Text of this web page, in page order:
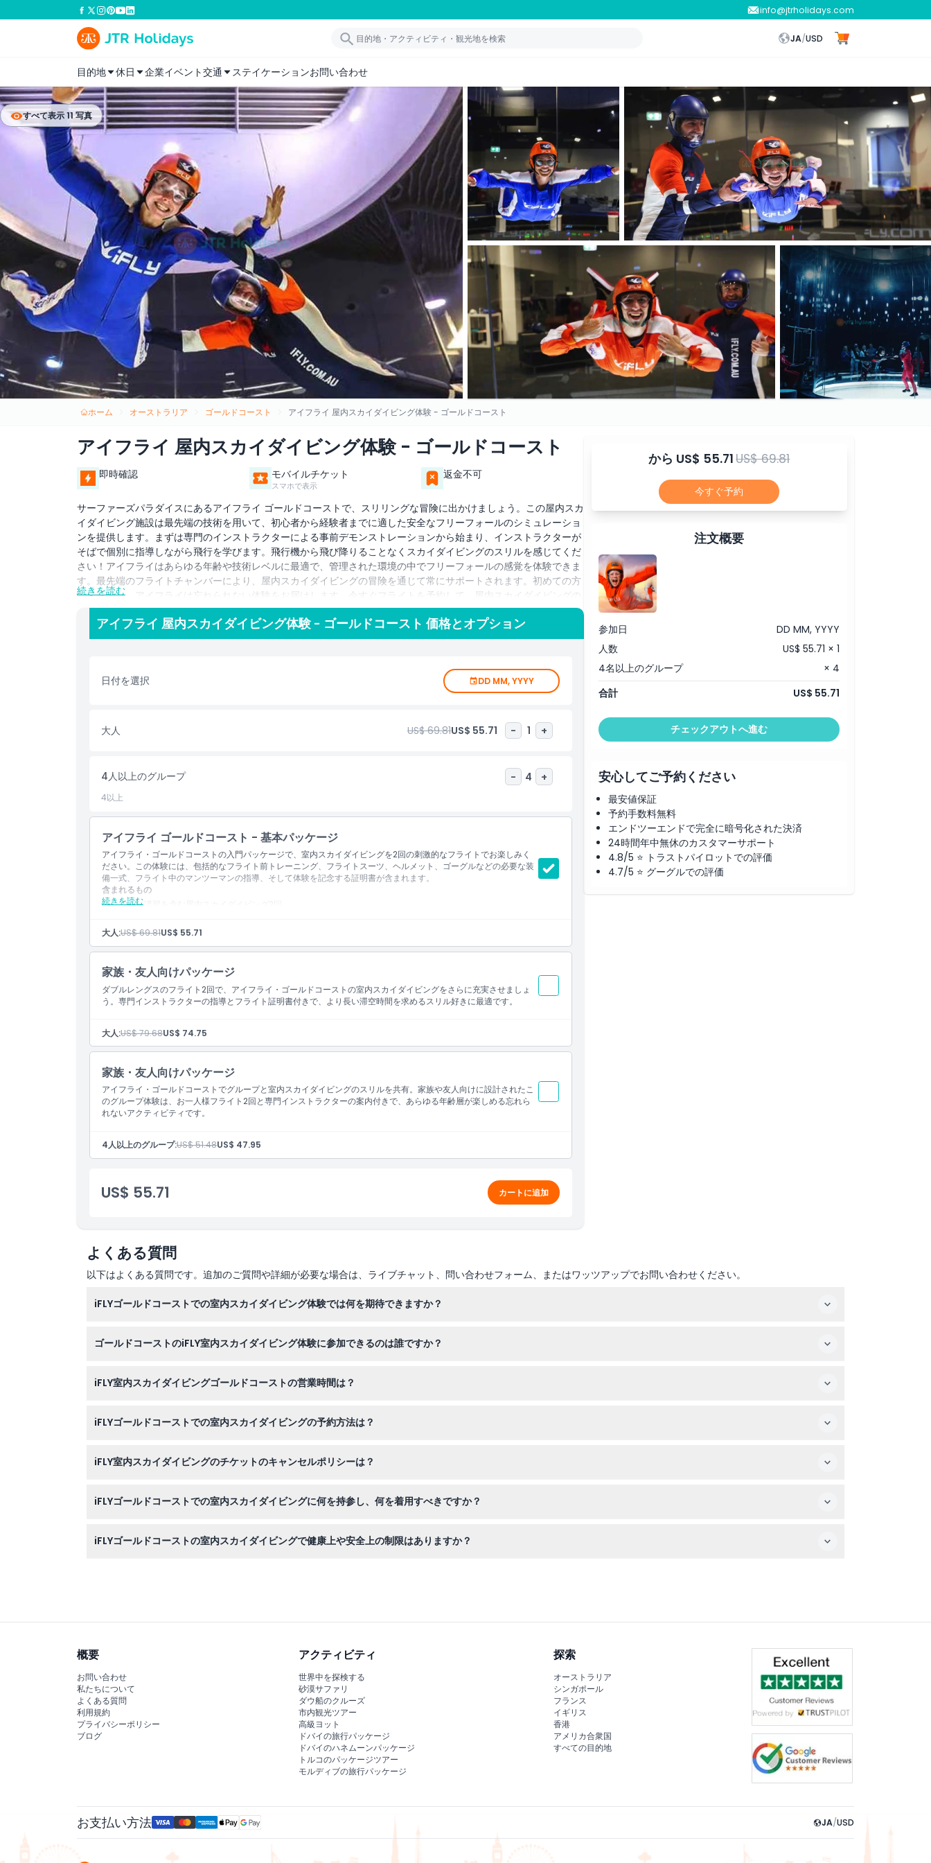
info@jtrholidays.com
JA/USD
目的地 休日 企業イベント交通 ステイケーションお問い合わせ
すべて表示 11 写真
ホーム オーストラリア ゴールドコースト アイフライ 屋内スカイダイビング体験 - ゴールドコースト
アイフライ 屋内スカイダイビング体験 - ゴールドコースト
即時確認 モバイルチケット
スマホで表示
返金不可
サーファーズパラダイスにあるアイフライ ゴールドコーストで、スリリングな冒険に出かけましょう。この屋内スカ
イダイビング施設は最先端の技術を用いて、初心者から経験者までに適した安全なフリーフォールのシミュレーショ
ンを提供します。まずは専門のインストラクターによる事前デモンストレーションから始まり、インストラクターが
そばで個別に指導しながら飛行を学びます。飛行機から飛び降りることなくスカイダイビングのスリルを感じてくだ
さい！アイフライはあらゆる年齢や技術レベルに最適で、管理された環境の中でフリーフォールの感覚を体験できま
す。最先端のフライトチャンバーにより、屋内スカイダイビングの冒険を通じて常にサポートされます。初めての方
も経験者も、アイフライは忘れられない体験をお届けします。今すぐフライトを予約して、屋内スカイダイビングの
興奮を発見してください。
子供／大人ポリシー
除外事項
対象外
営業時間
注意事項
出発／到着地点
場所
キャンセルポリシー
続きを読む
アイフライ 屋内スカイダイビング体験 - ゴールドコースト 価格とオプション
日付を選択 DD MM, YYYY
大人 US$ 69.81US$ 55.71 - 1 +
4人以上のグループ - 4 +
4以上
アイフライ ゴールドコースト - 基本パッケージ
アイフライ・ゴールドコーストの入門パッケージで、室内スカイダイビングを2回の刺激的なフライトでお楽しみく
ださい。この体験には、包括的なフライト前トレーニング、フライトスーツ、ヘルメット、ゴーグルなどの必要な装
備一式、フライト中のマンツーマンの指導、そして体験を記念する証明書が含まれます。
続きを読む
含まれるもの
装備と講習を含む屋内スカイダイビング2回。
大人:US$ 69.81US$ 55.71
家族・友人向けパッケージ
ダブルレングスのフライト2回で、アイフライ・ゴールドコーストの室内スカイダイビングをさらに充実させましょ
う。専門インストラクターの指導とフライト証明書付きで、より長い滞空時間を求めるスリル好きに最適です。
大人:US$ 79.68US$ 74.75
家族・友人向けパッケージ
アイフライ・ゴールドコーストでグループと室内スカイダイビングのスリルを共有。家族や友人向けに設計されたこ
のグループ体験は、お一人様フライト2回と専門インストラクターの案内付きで、あらゆる年齢層が楽しめる忘れら
れないアクティビティです。
4人以上のグループ:US$ 51.48US$ 47.95
US$ 55.71 カートに追加
から US$ 55.71US$ 69.81
今すぐ予約
注文概要
参加日
DD MM, YYYY
人数
US$ 55.71 × 1
4名以上のグループ
× 4
合計
US$ 55.71
チェックアウトへ進む
安心してご予約ください
最安値保証
予約手数料無料
エンドツーエンドで完全に暗号化された決済
24時間年中無休のカスタマーサポート
4.8/5 ⭐ トラストパイロットでの評価
4.7/5 ⭐ グーグルでの評価
よくある質問
以下はよくある質問です。追加のご質問や詳細が必要な場合は、ライブチャット、問い合わせフォーム、またはワッツアップでお問い合わせください。
iFLYゴールドコーストでの室内スカイダイビング体験では何を期待できますか？
く自由落下のスリルを味わえます。
ゴールドコーストのiFLY室内スカイダイビング体験に参加できるのは誰ですか？
特定の健康状態の方には適していません。
iFLY室内スカイダイビングゴールドコーストの営業時間は？
予約時にご確認ください）。
iFLYゴールドコーストでの室内スカイダイビングの予約方法は？
iFLY室内スカイダイビングのチケットのキャンセルポリシーは？
iFLYゴールドコーストでの室内スカイダイビングに何を持参し、何を着用すべきですか？
iFLYゴールドコーストの室内スカイダイビングで健康上や安全上の制限はありますか？
概要
お問い合わせ
私たちについて
よくある質問
利用規約
プライバシーポリシー
ブログ
アクティビティ
世界中を探検する
砂漠サファリ
ダウ船のクルーズ
市内観光ツアー
高級ヨット
ドバイの旅行パッケージ
ドバイのハネムーンパッケージ
トルコのパッケージツアー
モルディブの旅行パッケージ
探索
オーストラリア
シンガポール
フランス
イギリス
香港
アメリカ合衆国
すべての目的地
お支払い方法 JA/USD